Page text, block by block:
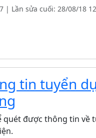
| Lần sửa cuối: 28/08/18
tin tuyển
quét được thông tin về